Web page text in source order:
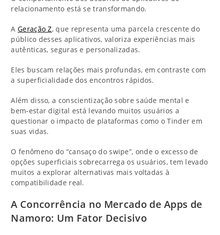
relacionamento está se transformando.
AGeração Z, que representa uma parcela crescente do
público desses aplicativos, valoriza experiências mais
autênticas, seguras e personalizadas.
Eles buscam relações mais profundas, em contraste com
a superficialidade dos encontros rápidos.
Além disso, a conscientização sobre saúde mental e
bem-estar digital está levando muitos usuários a
questionar o impacto de plataformas como o Tinder em
suas vidas.
O fenômeno do “cansaço do swipe”, onde o excesso de
opções superficiais sobrecarrega os usuários, tem levado
muitos a explorar alternativas mais voltadas à
compatibilidade real.
A Concorrência no Mercado de Apps de
Namoro: Um Fator Decisivo